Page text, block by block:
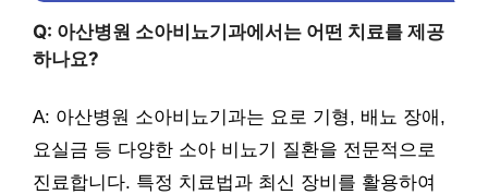
Q: 아산병원 소아비뇨기과에서는 어떤 치료를 제공
하나요?
A: 아산병원 소아비뇨기과는 요로 기형, 배뇨 장애,
요실금 등 다양한 소아 비뇨기 질환을 전문적으로
진료합니다. 특정 치료법과 최신 장비를 활용하여